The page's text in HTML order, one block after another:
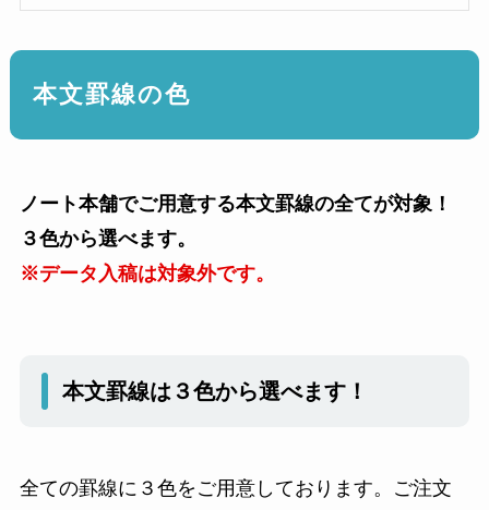
本文罫線の色
ノート本舗でご用意する本文罫線の全てが対象！
３色から選べます。
※データ入稿は対象外です。
本文罫線は３色から選べます！
全ての罫線に３色をご用意しております。ご注文